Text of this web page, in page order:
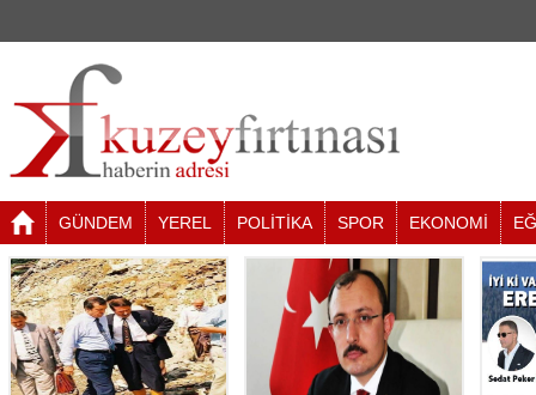
GÜNDEM YEREL POLİTİKA SPOR EKONOMİ